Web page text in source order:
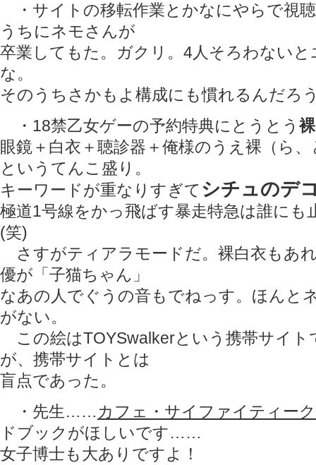
・サイトの移転作業とかなにやらで視
うちにネモさんが
卒業してもた。ガクリ。4人そろわない
な。
そのうちさかもよ構成にも慣れるんだろ
・18禁乙女ゲーの予約特典にとうとう
眼鏡＋白衣＋聴診器＋俺様のうえ裸（ら
というてんこ盛り。
キーワードが重なりすぎて シチュのデ
極道1号線をかっ飛ばす暴走特急は誰にも
(笑)
さすがティアラモードだ。裸白衣もあ
優が「子猫ちゃん」
なあの人でぐうの音もでねっす。ほんと
がない。
この絵はTOYSwalkerという携帯サイト
が、携帯サイトとは
盲点であった。
・先生…… カフェ・サイファイティーク
ドブックがほしいです……
女子博士も大ありですよ！